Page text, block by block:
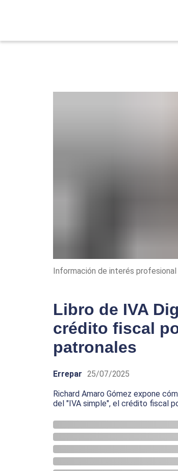
Información de interés profesional
Libro de IVA
crédito fiscal
patronales
Errepar 25/07/2025
Richard Amaro Gómez expone
del "IVA simple", el crédito fiscal